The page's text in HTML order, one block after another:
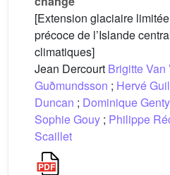
[Extension glaciaire
précoce de l’Islande
climatiques]
Jean Dercourt Brigitte
Guðmundsson ; Hervé
Duncan ; Dominique Genty
Sophie Gouy ; Philippe
Scaillet